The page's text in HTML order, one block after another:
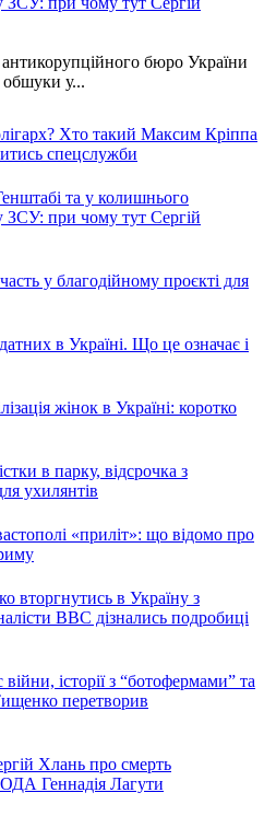
бюро України
у...
Хто такий Максим Кріппа
спецслужби
та у колишнього
ЗСУ: при чому тут Сергій
у благодійному проєкті для
в Україні. Що це означає і
жінок в Україні: коротко
в парку, відсрочка з
ухилянтів
«приліт»: що відомо про
вторгнутись в Україну з
ВВС дізнались подробиці
історії з “ботофермами” та
перетворив
Хлань про смерть
ОДА Геннадія Лагути